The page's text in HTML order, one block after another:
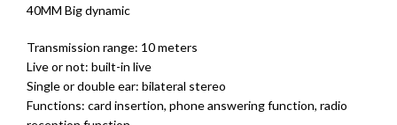
40MM Big dynamic
Transmission range: 10 meters
Live or not: built-in live
Single or double ear: bilateral stereo
Functions: card insertion, phone answering function, radio